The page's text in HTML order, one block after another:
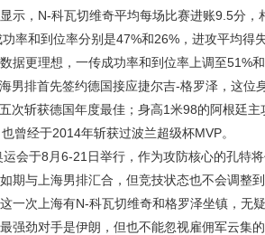
，N-科瓦切维奇平均每场比赛进账9.5分，
率和到位率分别是47%和26%，进攻平均
据更理想，一传成功率和到位率上调至51%
排首先签约德国接应捷尔吉-格罗泽，这位
次斩获德国年度最佳；身高1米98的阿根廷
曾经于2014年斩获过波兰超级杯MVP。
于8月6-21日举行，作为攻防核心的孔特
期与上海男排汇合，但竞技状态也不会调整
一次上海有N-科瓦切维奇和格罗泽坐镇，无
劲对手是伊朗，但也不能忽视雇佣军云集